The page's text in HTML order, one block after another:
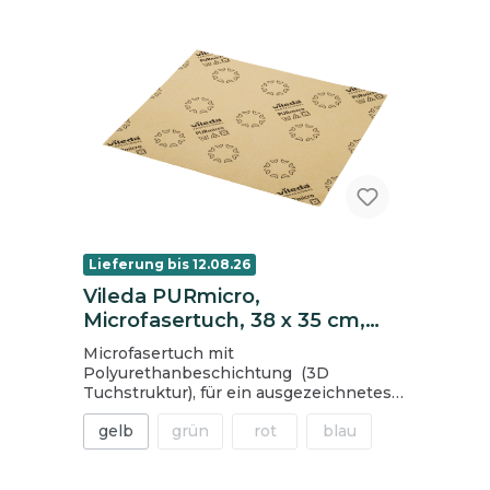
Lieferung bis 12.08.26
Vileda PURmicro,
Microfasertuch, 38 x 35 cm,
gelb (Raumprofi)
Microfasertuch mit
Polyurethanbeschichtung (3D
Tuchstruktur), für ein ausgezeichnetes
Reinigungsergebnis, insbesondere für
die Reinigung von Oberflächen, wie Glas
oder Edelstahl. zur Feucht- und
gelb grün rot blau